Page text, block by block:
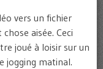
vers un fichier
aisée. Ceci
joué à loisir sur un
jogging matinal.